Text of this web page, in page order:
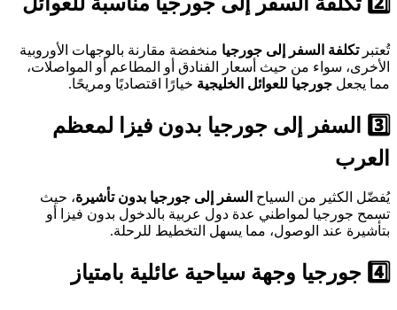
تُعتبرتكلفة السفر إلى جورجيا منخفضة مقارنة بالوجهات الأوروبية
الأخرى، سواء من حيث أسعار الفنادق أو المطاعم أو المواصلات،
مما يجعل جورجيا للعوائل الخليجية خيارًا اقتصاديًا ومريحًا.
3️⃣ السفر إلى جورجيا بدون فيزا لمعظم
العرب
يُفضّل الكثير من السياح السفر إلى جورجيا بدون تأشيرة، حيث
تسمح جورجيا لمواطني عدة دول عربية بالدخول بدون فيزا أو
بتأشيرة عند الوصول، مما يسهل التخطيط للرحلة.
4️⃣ جورجيا وجهة سياحية عائلية بامتياز